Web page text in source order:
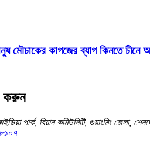
মৌচাকের কাগজের ব্যাগ কিনতে চীনে
করুন
পার্ক, বিয়ান কমিউনিটি, গুয়াংমিং জেলা,